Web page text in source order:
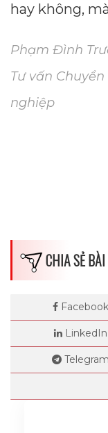
hay không,
Phạm Đình
Tư vấn
nghiệp
CHIA SẺ
Facebook
LinkedIn
Telegram